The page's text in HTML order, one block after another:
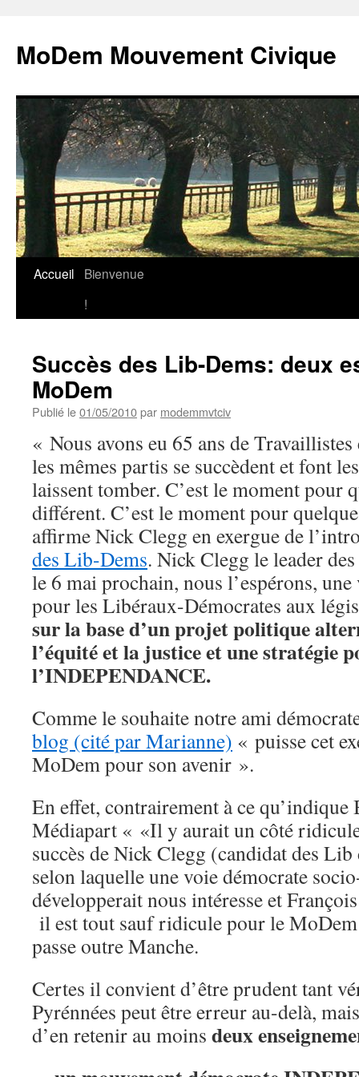
MoDem Mouvement Civique
Aller
Accueil
Bienvenue
!
Succès des Lib-Dems: deux
MoDem
Publié le01/05/2010par modemmvtciv
« Nous avons eu 65 ans de
les mêmes partis se succèdent et font
laissent tomber. C’est le moment pour
différent. C’est le moment pour
affirme Nick Clegg en exergue de
des Lib-Dems. Nick Clegg le leader
le 6 mai prochain, nous l’espérons,
pour les Libéraux-Démocrates aux
sur la base d’un projet politique
l’équité et la justice et une stratégie
l’INDEPENDANCE.
Comme le souhaite notre ami
blog (cité par Marianne) « puisse cet
MoDem pour son avenir ».
En effet, contrairement à ce
Médiapart « «Il y aurait un côté
succès de Nick Clegg (candidat des
selon laquelle une voie démocrate
développerait nous intéresse et
il est tout sauf ridicule pour le
passe outre Manche.
Certes il convient d’être prudent tant
Pyrénnées peut être erreur au-delà,
d’en retenir au moins deux